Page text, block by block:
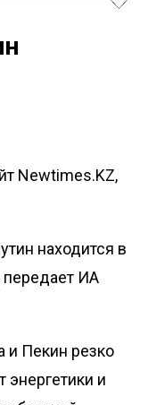
Newtimes.KZ,
находится в
ИА
и Пекин резко
энергетики и